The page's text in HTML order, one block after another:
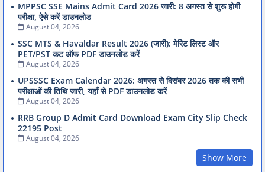
MPPSC SSE Mains Admit Card 2026 जारी: 8 अगस्त से शुरू होगी
परीक्षा, ऐसे करें डाउनलोड
August 04, 2026
SSC MTS & Havaldar Result 2026 (जारी): मेरिट लिस्ट और
PET/PST कट ऑफ PDF डाउनलोड करें
August 04, 2026
UPSSSC Exam Calendar 2026: अगस्त से दिसंबर 2026 तक की सभी
परीक्षाओं की तिथि जारी, यहाँ से PDF डाउनलोड करें
August 04, 2026
RRB Group D Admit Card Download Exam City Slip Check
22195 Post
August 04, 2026
Show More